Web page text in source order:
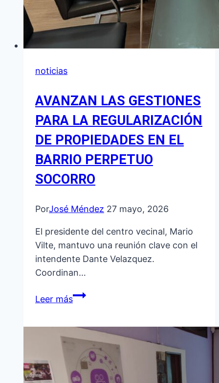
noticias
AVANZAN LAS GESTIONES
PARA LA REGULARIZACIÓN
DE PROPIEDADES EN EL
BARRIO PERPETUO
SOCORRO
PorJosé Méndez 27 mayo, 2026
El presidente del centro vecinal, Mario
Vilte, mantuvo una reunión clave con el
intendente Dante Velazquez.
Coordinan…
Leer másAVANZAN
PARA
REGULARIZACIÓN
DE